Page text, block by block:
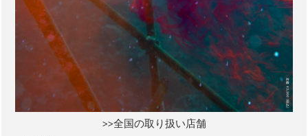
>>全国の取り扱い店舗